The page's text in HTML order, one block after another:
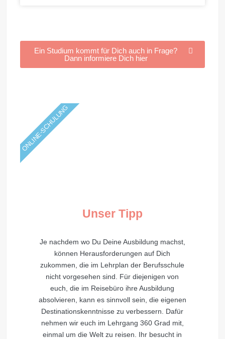
Ein Studium kommt für Dich auch in Frage?
Dann informiere Dich hier
Unser Tipp
Je nachdem wo Du Deine Ausbildung machst,
können Herausforderungen auf Dich
zukommen, die im Lehrplan der Berufsschule
nicht vorgesehen sind. Für diejenigen von
euch, die im Reisebüro ihre Ausbildung
absolvieren, kann es sinnvoll sein, die eigenen
Destinationskenntnisse zu verbessern. Dafür
nehmen wir euch im Lehrgang 360 Grad mit,
einmal um die Welt zu reisen. Ihr besucht in
ONLINE-SCHULUNG